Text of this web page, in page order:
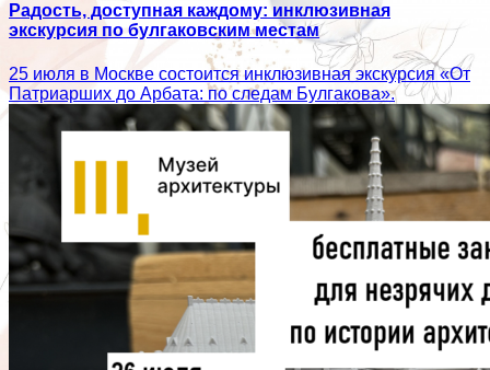
Радость, доступная каждому: инклюзивная
экскурсия по булгаковским местам
25 июля в Москве состоится инклюзивная экскурсия «От
Патриарших до Арбата: по следам Булгакова».